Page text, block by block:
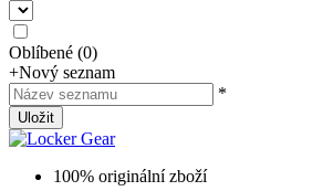
Oblíbené (0)
+Nový seznam
*
Uložit
100% originální zboží